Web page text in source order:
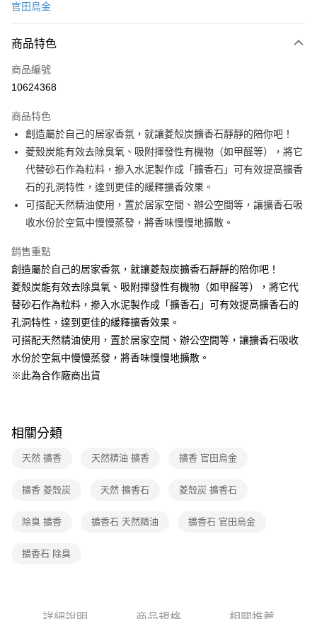
Apple Pay
悠遊付
全盈+PAY
大哥付你分期
相關說明
【大哥付你分期使用說明】
1.本服務由台灣大哥大提供，台灣大哥大用戶可立即使用無須另外申請。
2.付款方式選擇「大哥付你分期」，訂單成立後會自動跳轉到大哥付的交易
流程，驗證手機門號後，選擇欲分期的期數、繳款截止日，確認付款後即完
3.實際核准額度、可分期數及費用金額請依後續交易確認頁面所載為準。
4.訂單成立30分鐘內，如未前往確認交易或遇審核未通過，訂單將自動取
消。如遇「轉專審核」未通過狀況，表示未達大哥付你分期系統評分，恕無
法說明評估內容。
1.分期款項不併入電信帳單，「大哥付你分期」於每月結算日後寄送繳費提
醒簡訊。
2.透過簡訊連結打開帳單後，可選擇「超商條碼／台灣大直營門市／銀行轉
帳／街口支付／iPASS MONEY」等通路繳費。
【注意事項】
2.基於同意付款使用「大哥付你分期」之契約關係目的，商店將以您的個人
資料（包含姓名、電話或地址）提供予台灣大哥大進項蒐集、處理及利用，
3.完整用戶服務條款，請詳閱以下連結：
https://oppay.tw/userRule
ATM付款
運送方式
宅配$499免運
每筆NT$150，滿NT$499(含以上)免運費
官田烏金
商品特色
商品編號
10624368
商品特色
創造屬於自己的居家香氛，就讓菱殼炭擴香石靜靜的陪你吧！
菱殼炭能有效去除臭氧、吸附揮發性有機物（如甲醛等），將它
代替砂石作為粒料，摻入水泥製作成「擴香石」可有效提高擴香
石的孔洞特性，達到更佳的緩釋擴香效果。
可搭配天然精油使用，置於居家空間、辦公空間等，讓擴香石吸
收水份於空氣中慢慢蒸發，將香味慢慢地擴散。
銷售重點
創造屬於自己的居家香氛，就讓菱殼炭擴香石靜靜的陪你吧！
菱殼炭能有效去除臭氧、吸附揮發性有機物（如甲醛等），將它代
替砂石作為粒料，摻入水泥製作成「擴香石」可有效提高擴香石的
孔洞特性，達到更佳的緩釋擴香效果。
可搭配天然精油使用，置於居家空間、辦公空間等，讓擴香石吸收
水份於空氣中慢慢蒸發，將香味慢慢地擴散。
※此為合作廠商出貨
相關分類
天然 擴香 天然精油 擴香 擴香 官田烏金
擴香 菱殼炭 天然 擴香石 菱殼炭 擴香石
除臭 擴香 擴香石 天然精油 擴香石 官田烏金
擴香石 除臭